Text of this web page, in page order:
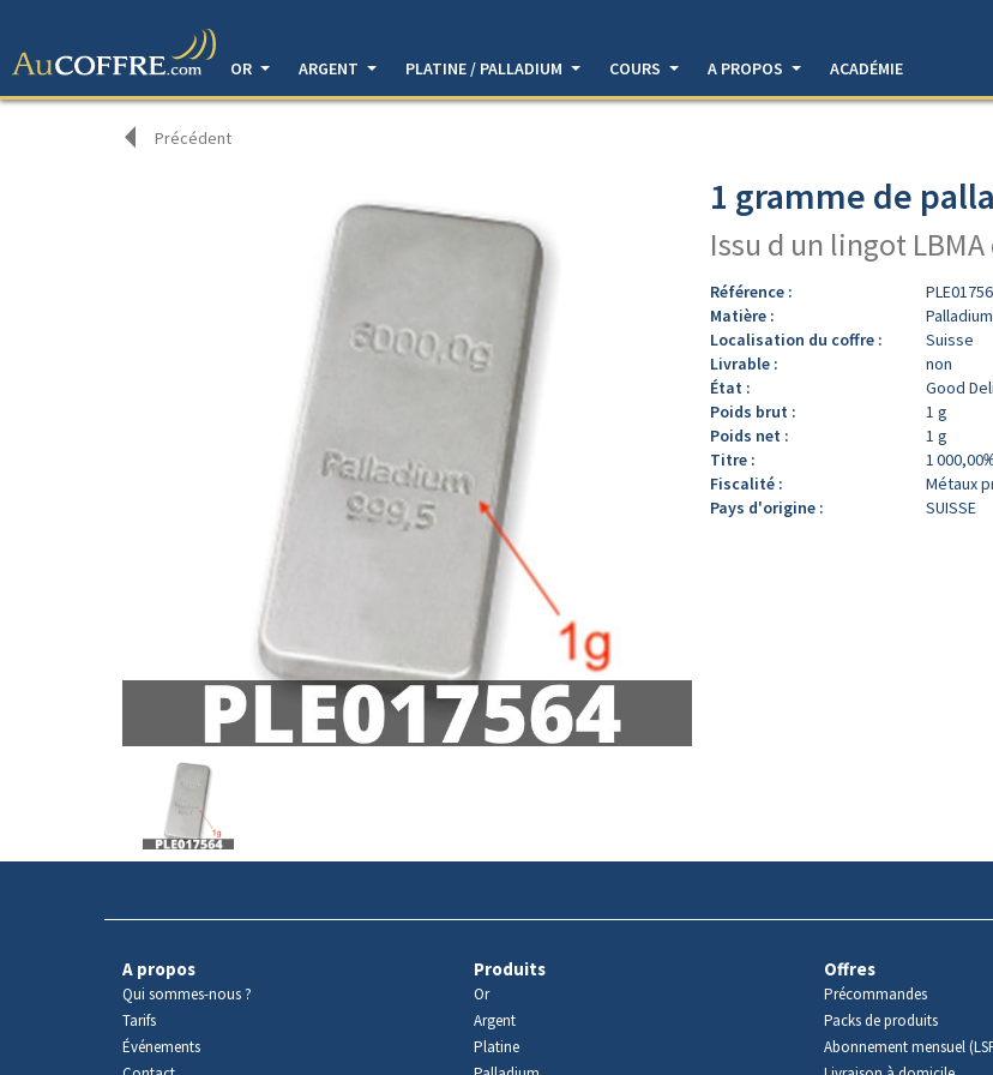
OR
ARGENT PLATINE / PALLADIUM COURS A PROPOS ACADÉMIE
Précédent
produit
1 gramme de
Issu d un lingot
Référence :
Matière :
Palladium
Localisation du coffre :
Suisse
Livrable :
non
État :
Good
Poids brut :
1 g
Poids net :
1 g
Titre :
1
Fiscalité :
Métaux
Pays d'origine :
SUISSE
A propos
Qui sommes-nous ?
Tarifs
Événements
Produits
Or
Argent
Platine
Offres
Précommandes
Packs de produits
Abonnement mensuel